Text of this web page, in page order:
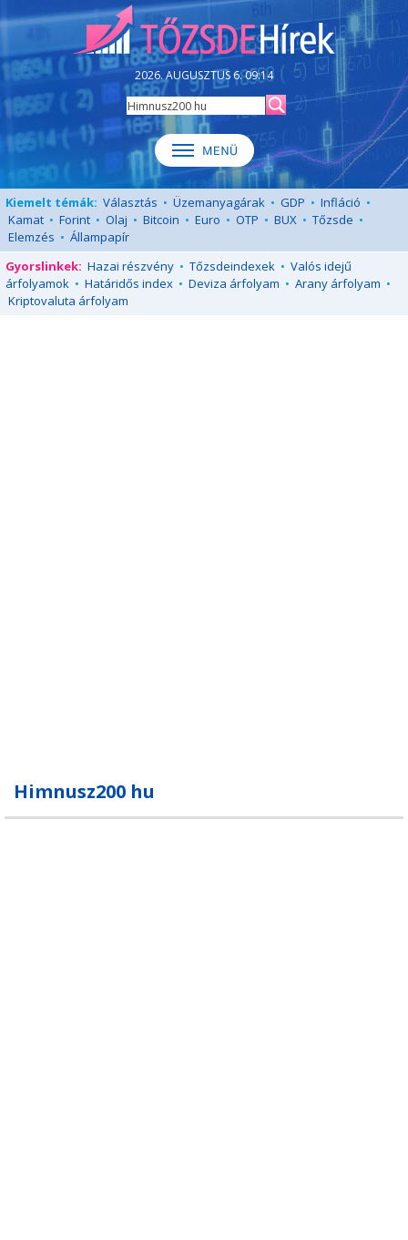
2026. AUGUSZTUS 6. 09:14
Kiemelt témák: Választás • Üzemanyagárak • GDP • Infláció •
Kamat • Forint • Olaj • Bitcoin • Euro • OTP • BUX • Tőzsde •
Elemzés • Állampapír
Gyorslinkek: Hazai részvény • Tőzsdeindexek • Valós idejű
árfolyamok • Határidős index • Deviza árfolyam • Arany árfolyam •
Kriptovaluta árfolyam
Himnusz200 hu